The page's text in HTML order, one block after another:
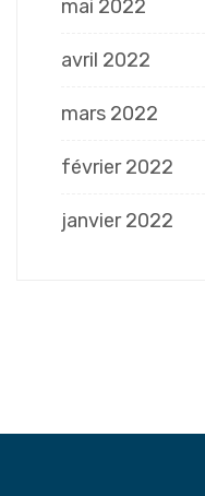
mai 2022
avril 2022
mars 2022
février 2022
janvier 2022